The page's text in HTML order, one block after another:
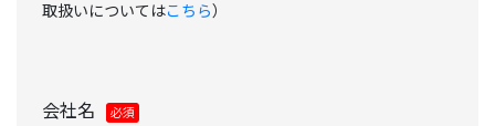
取扱いについてはこちら）
会社名